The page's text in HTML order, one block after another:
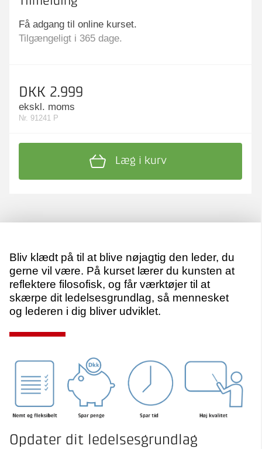
Få adgang til online kurset.
Tilgængeligt i 365 dage.
DKK 2.999
ekskl. moms
Nr. 91241 P
Læg i kurv
Bliv klædt på til at blive nøjagtig den leder, du
gerne vil være. På kurset lærer du kunsten at
reflektere filosofisk, og får værktøjer til at
skærpe dit ledelsesgrundlag, så mennesket
og lederen i dig bliver udviklet.
Opdater dit ledelsesgrundlag